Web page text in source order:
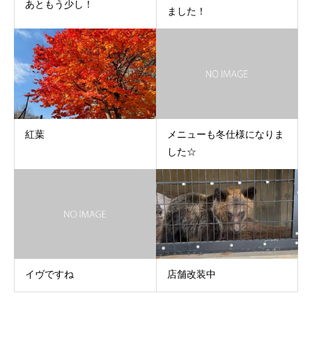
あともう少し！
ました！
紅葉
メニューも冬仕様になりま
した☆
イヴですね 店舗改装中